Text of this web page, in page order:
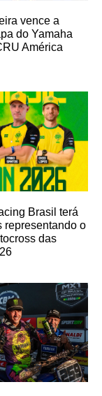
vence a
do Yamaha
América
Brasil terá
representando o
das